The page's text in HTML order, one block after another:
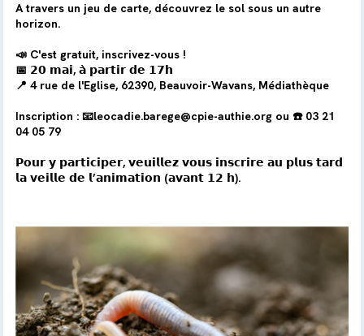
A travers un jeu de carte, découvrez le sol sous un autre
horizon.
📣 C'est gratuit, inscrivez-vous !
📅 𝟮𝟬 𝗺𝗮𝗶, 𝗮̀ 𝗽𝗮𝗿𝘁𝗶𝗿 𝗱𝗲 𝟭𝟳𝗵
📍 4 rue de l'Eglise, 62390, Beauvoir-Wavans, Médiathèque
Inscription : 📧leocadie.barege@cpie-authie.org ou ☎️ 03 21
04 05 79
𝗣𝗼𝘂𝗿 𝘆 𝗽𝗮𝗿𝘁𝗶𝗰𝗶𝗽𝗲𝗿, 𝘃𝗲𝘂𝗶𝗹𝗹𝗲𝘇 𝘃𝗼𝘂𝘀 𝗶𝗻𝘀𝗰𝗿𝗶𝗿𝗲 𝗮𝘂 𝗽𝗹𝘂𝘀 𝘁𝗮𝗿𝗱
𝗹𝗮 𝘃𝗲𝗶𝗹𝗹𝗲 𝗱𝗲 𝗹’𝗮𝗻𝗶𝗺𝗮𝘁𝗶𝗼𝗻 (𝗮𝘃𝗮𝗻𝘁 𝟭𝟮 𝗵).